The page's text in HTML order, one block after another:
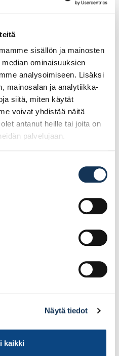
sisällön ja mainosten
ominaisuuksien
analysoimiseen. Lisäksi
mainosalan ja analytiikka-
siitä, miten käytät
voivat yhdistää näitä
antanut heille tai joita on
palvelujaan.
Näytä tiedot
kaikki